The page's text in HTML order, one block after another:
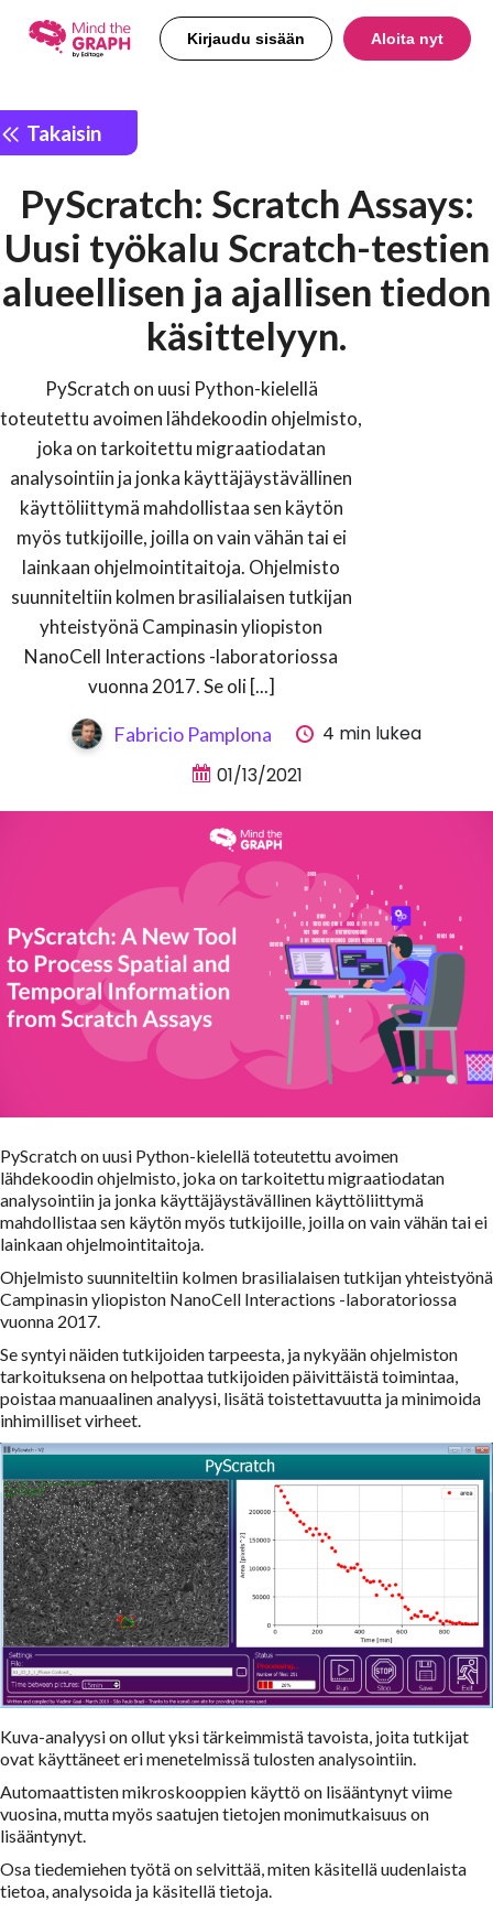
Kirjaudu sisään Aloita nyt
Takaisin
PyScratch: Scratch Assays:
Uusi työkalu Scratch-testien
alueellisen ja ajallisen tiedon
käsittelyyn.
PyScratch on uusi Python-kielellä
toteutettu avoimen lähdekoodin ohjelmisto,
joka on tarkoitettu migraatiodatan
analysointiin ja jonka käyttäjäystävällinen
käyttöliittymä mahdollistaa sen käytön
myös tutkijoille, joilla on vain vähän tai ei
lainkaan ohjelmointitaitoja. Ohjelmisto
suunniteltiin kolmen brasilialaisen tutkijan
yhteistyönä Campinasin yliopiston
NanoCell Interactions -laboratoriossa
vuonna 2017. Se oli [...]
Fabricio Pamplona
4 min lukea
01/13/2021
PyScratch on uusi Python-kielellä toteutettu avoimen
lähdekoodin ohjelmisto, joka on tarkoitettu migraatiodatan
analysointiin ja jonka käyttäjäystävällinen käyttöliittymä
mahdollistaa sen käytön myös tutkijoille, joilla on vain vähän tai ei
lainkaan ohjelmointitaitoja.
Ohjelmisto suunniteltiin kolmen brasilialaisen tutkijan yhteistyönä
Campinasin yliopiston NanoCell Interactions -laboratoriossa
vuonna 2017.
Se syntyi näiden tutkijoiden tarpeesta, ja nykyään ohjelmiston
tarkoituksena on helpottaa tutkijoiden päivittäistä toimintaa,
poistaa manuaalinen analyysi, lisätä toistettavuutta ja minimoida
inhimilliset virheet.
Kuva-analyysi on ollut yksi tärkeimmistä tavoista, joita tutkijat
ovat käyttäneet eri menetelmissä tulosten analysointiin.
Automaattisten mikroskooppien käyttö on lisääntynyt viime
vuosina, mutta myös saatujen tietojen monimutkaisuus on
lisääntynyt.
Osa tiedemiehen työtä on selvittää, miten käsitellä uudenlaista
tietoa, analysoida ja käsitellä tietoja.